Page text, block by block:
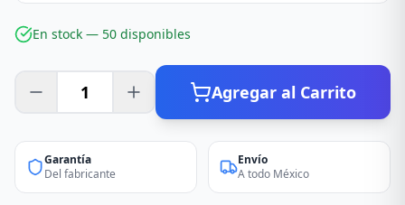
En stock — 50 disponibles
Agregar al Carrito
Garantía
Del fabricante
Envío
A todo México